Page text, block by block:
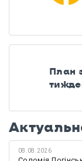
План
08.08.2026